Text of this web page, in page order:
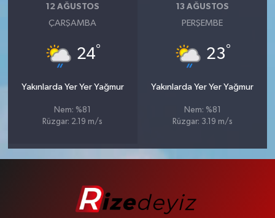
12 AĞUSTOS
ÇARŞAMBA
24°
Yakınlarda Yer Yer Yağmur
Nem: %81
Rüzgar: 2.19 m/s
13 AĞUSTOS
PERŞEMBE
23°
Yakınlarda Yer Yer Yağmur
Nem: %81
Rüzgar: 3.19 m/s